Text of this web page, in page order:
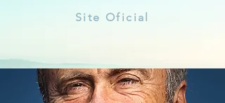
Site Oficial